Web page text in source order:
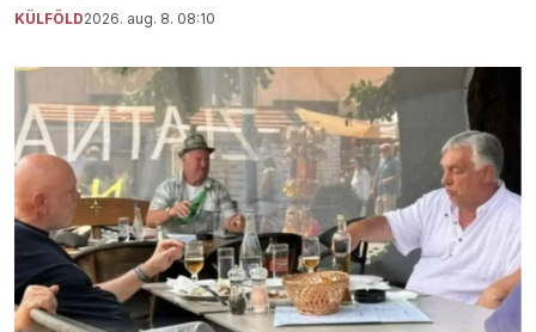
KÜLFÖLD2026. aug. 8. 08:10